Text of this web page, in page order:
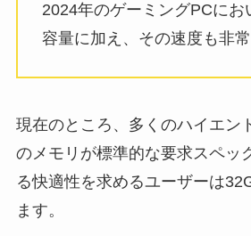
2024年のゲーミングPCにお
容量に加え、その速度も非常
現在のところ、多くのハイエン
のメモリが標準的な要求スペッ
る快適性を求めるユーザーは
ます。